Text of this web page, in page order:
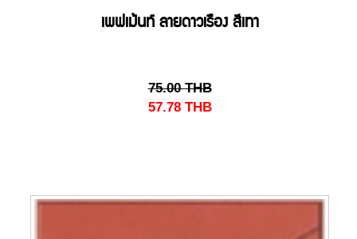
เพฟเม้นท์ ลายดาวเรือง สีเทา
75.00 THB
57.78 THB